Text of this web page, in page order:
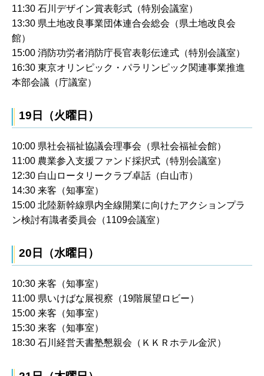
11:30 石川デザイン賞表彰式（特別会議室）
13:30 県土地改良事業団体連合会総会（県土地改良会
館）
15:00 消防功労者消防庁長官表彰伝達式（特別会議室）
16:30 東京オリンピック・パラリンピック関連事業推進
本部会議（庁議室）
19日（火曜日）
10:00 県社会福祉協議会理事会（県社会福祉会館）
11:00 農業参入支援ファンド採択式（特別会議室）
12:30 白山ロータリークラブ卓話（白山市）
14:30 来客（知事室）
15:00 北陸新幹線県内全線開業に向けたアクションプラ
ン検討有識者委員会（1109会議室）
20日（水曜日）
10:30 来客（知事室）
11:00 県いけばな展視察（19階展望ロビー）
15:00 来客（知事室）
15:30 来客（知事室）
18:30 石川経営天書塾懇親会（ＫＫＲホテル金沢）